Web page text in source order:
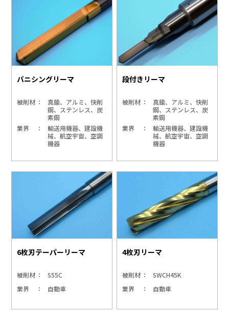
バニシングリーマ
被削材
真鍮、アルミ、快削
鋼、ステンレス、炭
素鋼
業界
輸送用機器、建設機
械、航空宇宙、空調
機器
段付きリーマ
被削材
真鍮、アルミ、快削
鋼、ステンレス、炭
素鋼
業界
輸送用機器、建設機
械、航空宇宙、空調
機器
6枚刃テーパーリーマ
被削材
S55C
業界
自動車
4枚刃リーマ
被削材
SWCH45K
業界
自動車